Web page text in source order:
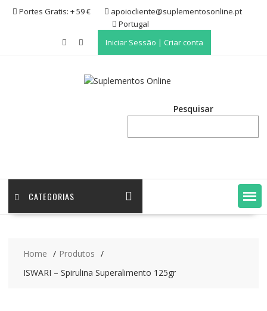
Skip Portes Gratis: + 59 €
apoiocliente@suplementosonline.pt
Portugal
Iniciar Sessão | Criar conta
Pesquisar
CATEGORIAS
Home
Produtos
ISWARI – Spirulina Superalimento 125gr